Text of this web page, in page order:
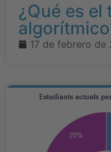
¿Qué es el
17 de febrero de